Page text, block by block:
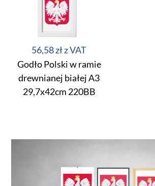
Godło Polski w ramie
drewnianej białej A3
29,7x42cm 220BB
56,58 zł